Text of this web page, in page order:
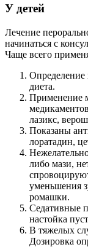
У детей
Лечение
начинаться с
Чаще всего
Определение
диета.
Применение
лазикс,
Показаны
лоратадин,
либо мази,
уменьшения
ромашки.
Седативные
настойка
В тяжелых
Дозировка